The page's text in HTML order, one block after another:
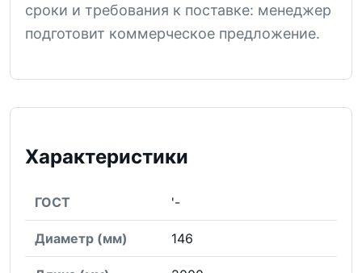
сроки и требования к поставке: менеджер
подготовит коммерческое предложение.
Характеристики
ГОСТ '-
Диаметр (мм) 146